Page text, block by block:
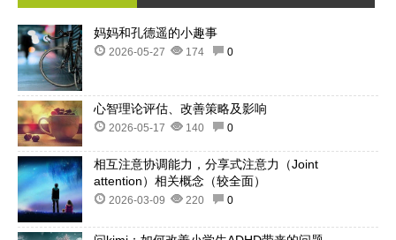
妈妈和孔德遥的小趣事
2026-05-27 174 0
心智理论评估、改善策略及影响
2026-05-17 140 0
相互注意协调能力，分享式注意力（Joint
attention）相关概念（较全面）
2026-03-09 220 0